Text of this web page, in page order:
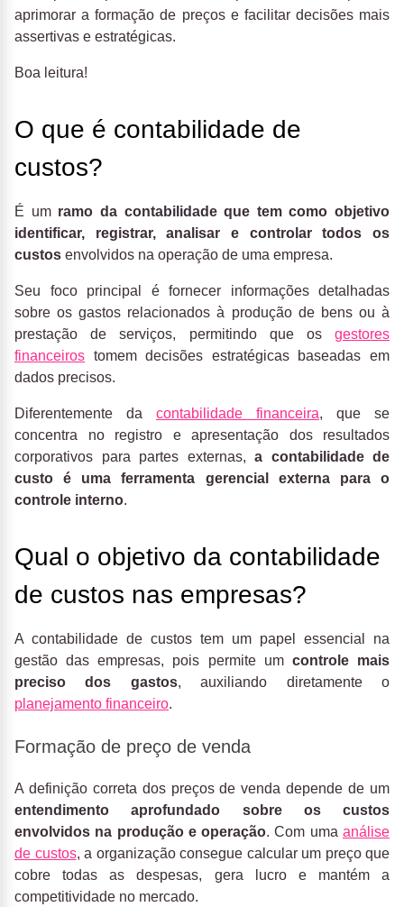
aprimorar a formação de preços e facilitar decisões mais
assertivas e estratégicas.
Boa leitura!
O que é contabilidade de
custos?
É um ramo da contabilidade que tem como objetivo
identificar, registrar, analisar e controlar todos os
custos envolvidos na operação de uma empresa.
Seu foco principal é fornecer informações detalhadas
sobre os gastos relacionados à produção de bens ou à
prestação de serviços, permitindo que os gestores
financeiros tomem decisões estratégicas baseadas em
dados precisos.
Diferentemente da contabilidade financeira, que se
concentra no registro e apresentação dos resultados
corporativos para partes externas, a contabilidade de
custo é uma ferramenta gerencial externa para o
controle interno.
Qual o objetivo da contabilidade
de custos nas empresas?
A contabilidade de custos tem um papel essencial na
gestão das empresas, pois permite um controle mais
preciso dos gastos, auxiliando diretamente o
planejamento financeiro.
Formação de preço de venda
A definição correta dos preços de venda depende de um
entendimento aprofundado sobre os custos
envolvidos na produção e operação. Com umaanálise
de custos, a organização consegue calcular um preço que
cobre todas as despesas, gera lucro e mantém a
competitividade no mercado.